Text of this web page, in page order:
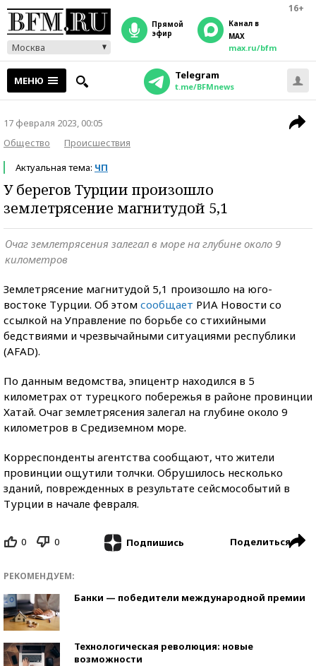
16+
Москва
прямой
эфир
Канал в
MAX
max.ru/bfm
МЕНЮ Telegram
t.me/BFMnews
17 февраля 2023, 00:05
Общество
Происшествия
Актуальная тема: ЧП
У берегов Турции произошло
землетрясение магнитудой 5,1
Очаг землетрясения залегал в море на глубине около 9
километров
Землетрясение магнитудой 5,1 произошло на юго-
востоке Турции. Об этом сообщает РИА Новости со
ссылкой на Управление по борьбе со стихийными
бедствиями и чрезвычайными ситуациями республики
(AFAD).
По данным ведомства, эпицентр находился в 5
километрах от турецкого побережья в районе провинции
Хатай. Очаг землетрясения залегал на глубине около 9
километров в Средиземном море.
Корреспонденты агентства сообщают, что жители
провинции ощутили толчки. Обрушилось несколько
зданий, поврежденных в результате сейсмособытий в
Турции в начале февраля.
0 0 Подпишись Поделиться
РЕКОМЕНДУЕМ:
Банки — победители международной премии
Технологическая революция: новые
возможности